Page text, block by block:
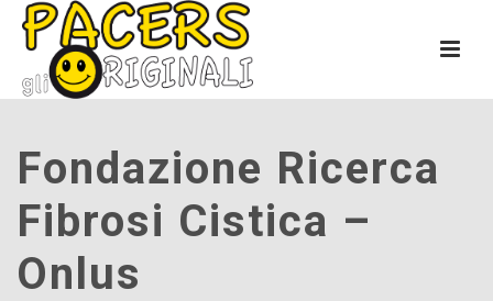
Fondazione Ricerca
Fibrosi Cistica –
Onlus